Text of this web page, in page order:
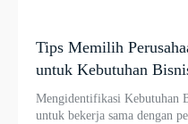
Tips Memilih
untuk Kebutuhan
Mengidentifikasi Kebutuhan
untuk bekerja sama dengan